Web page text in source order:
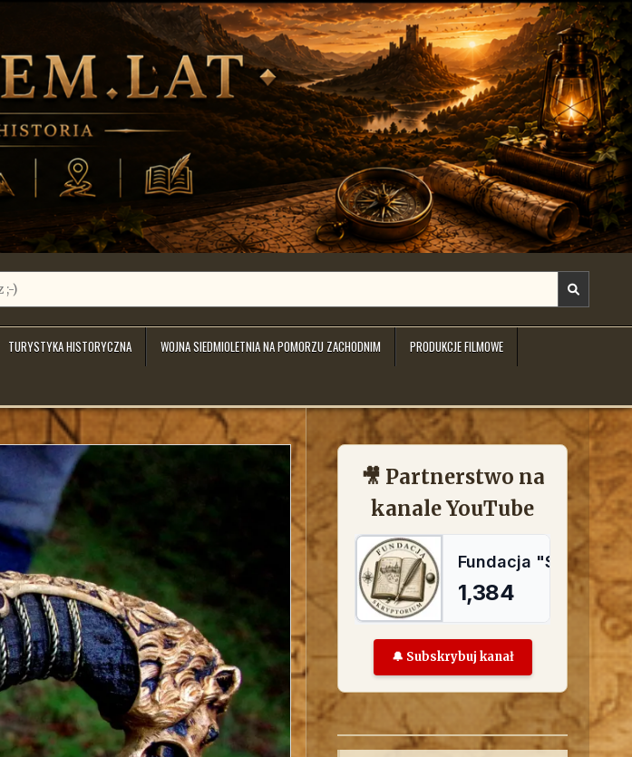
TURYSTYKA HISTORYCZNA WOJNA SIEDMIOLETNIA NA POMORZU ZACHODNIM PRODUKCJE FILMOWE
🎥 Partnerstwo na
kanale YouTube
🔔 Subskrybuj kanał